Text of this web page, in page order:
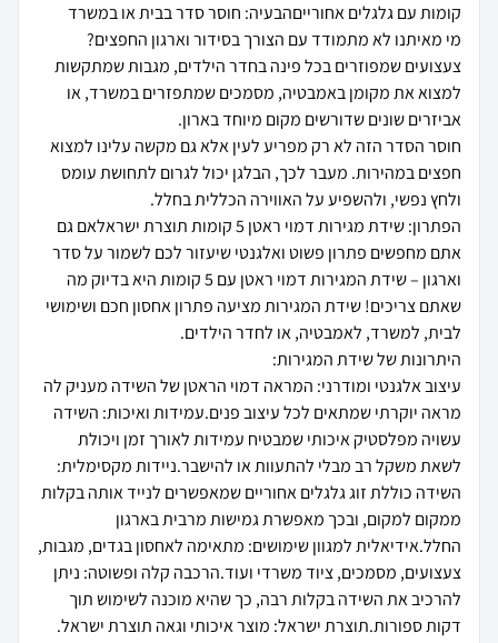
מי מאיתנו לא מתמודד עם הצורך בסידור וארגון החפצים?
צעצועים שמפוזרים בכל פינה בחדר הילדים, מגבות שמתקשות
למצוא את מקומן באמבטיה, מסמכים שמתפזרים במשרד, או
חוסר הסדר הזה לא רק מפריע לעין אלא גם מקשה עלינו למצוא
חפצים במהירות. מעבר לכך, הבלגן יכול לגרום לתחושת עומס
הפתרון: שידת מגירות דמוי ראטן 5 קומות תוצרת ישראלאם גם
אתם מחפשים פתרון פשוט ואלגנטי שיעזור לכם לשמור על סדר
וארגון – שידת המגירות דמוי ראטן עם 5 קומות היא בדיוק מה
שאתם צריכים! שידת המגירות מציעה פתרון אחסון חכם ושימושי
עיצוב אלגנטי ומודרני: המראה דמוי הראטן של השידה מעניק לה
מראה יוקרתי שמתאים לכל עיצוב פנים.עמידות ואיכות: השידה
עשויה מפלסטיק איכותי שמבטיח עמידות לאורך זמן ויכולת
לשאת משקל רב מבלי להתעוות או להישבר.ניידות מקסימלית:
השידה כוללת זוג גלגלים אחוריים שמאפשרים לנייד אותה בקלות
ממקום למקום, ובכך מאפשרת גמישות מרבית בארגון
החלל.אידיאלית למגוון שימושים: מתאימה לאחסון בגדים, מגבות,
צעצועים, מסמכים, ציוד משרדי ועוד.הרכבה קלה ופשוטה: ניתן
להרכיב את השידה בקלות רבה, כך שהיא מוכנה לשימוש תוך